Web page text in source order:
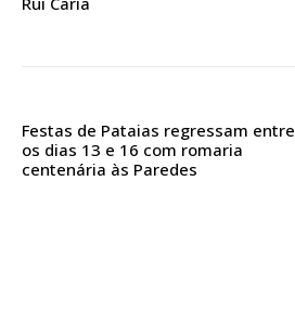
12 meses
Festas de Pataias regressam entre
os dias 13 e 16 com romaria
centenária às Paredes